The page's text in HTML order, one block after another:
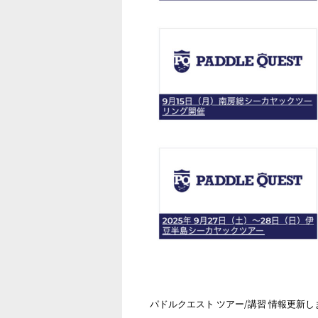
パドルクエスト ツアー/講習 情報更新し